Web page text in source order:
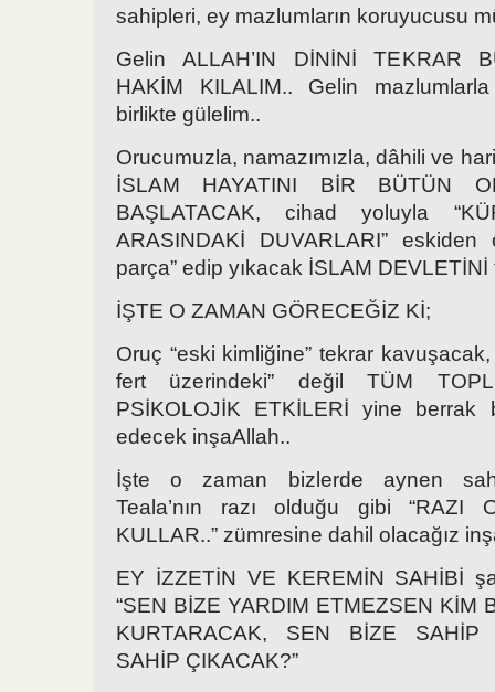
sahipleri, ey mazlumların koruyucusu
Gelin ALLAH’IN DİNİNİ TEKRAR
HAKİM KILALIM.. Gelin
birlikte gülelim..
Orucumuzla, namazımızla, dâhili ve
İSLAM HAYATINI BİR BÜTÜN
BAŞLATACAK, cihad yoluyla
ARASINDAKİ DUVARLARI”
parça” edip yıkacak İSLAM DEVLETİNİ
İŞTE O ZAMAN GÖRECEĞİZ Kİ;
Oruç “eski kimliğine” tekrar
fert üzerindeki” değil TÜM
PSİKOLOJİK ETKİLERİ yine berrak
edecek inşaAllah..
İşte o zaman bizlerde aynen
Teala’nın razı olduğu gibi “RAZI
KULLAR..” zümresine dahil olacağız
EY İZZETİN VE KEREMİN SAHİBİ
“SEN BİZE YARDIM ETMEZSEN KİM
KURTARACAK, SEN BİZE SAHİP
SAHİP ÇIKACAK?”